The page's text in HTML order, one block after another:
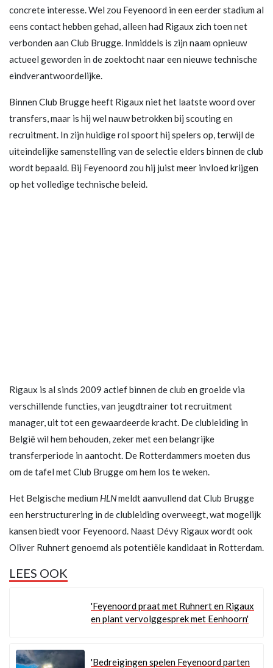
concrete interesse. Wel zou Feyenoord in een eerder stadium al
eens contact hebben gehad, alleen had Rigaux zich toen net
verbonden aan Club Brugge. Inmiddels is zijn naam opnieuw
actueel geworden in de zoektocht naar een nieuwe technische
eindverantwoordelijke.
Binnen Club Brugge heeft Rigaux niet het laatste woord over
transfers, maar is hij wel nauw betrokken bij scouting en
recruitment. In zijn huidige rol spoort hij spelers op, terwijl de
uiteindelijke samenstelling van de selectie elders binnen de club
wordt bepaald. Bij Feyenoord zou hij juist meer invloed krijgen
op het volledige technische beleid.
Rigaux is al sinds 2009 actief binnen de club en groeide via
verschillende functies, van jeugdtrainer tot recruitment
manager, uit tot een gewaardeerde kracht. De clubleiding in
België wil hem behouden, zeker met een belangrijke
transferperiode in aantocht. De Rotterdammers moeten dus
om de tafel met Club Brugge om hem los te weken.
Het Belgische medium HLNmeldt aanvullend dat Club Brugge
een herstructurering in de clubleiding overweegt, wat mogelijk
kansen biedt voor Feyenoord. Naast Dévy Rigaux wordt ook
Oliver Ruhnert genoemd als potentiële kandidaat in Rotterdam.
LEES OOK
'Feyenoord praat met Ruhnert en Rigaux
en plant vervolggesprek met Eenhoorn'
'Bedreigingen spelen Feyenoord parten